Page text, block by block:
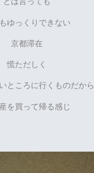
ゆっくりできない
京都滞在
慌ただしく
ところに行くものだから
を買って帰る感じ